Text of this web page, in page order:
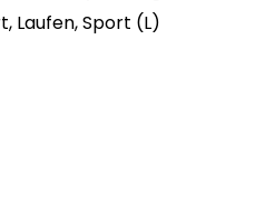
Laufen, Sport (L)